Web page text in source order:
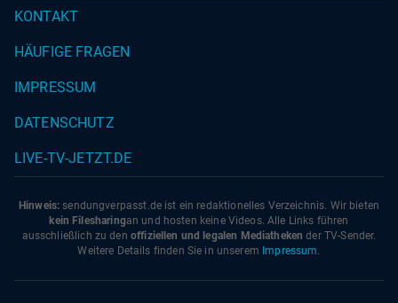
KONTAKT
HÄUFIGE FRAGEN
IMPRESSUM
DATENSCHUTZ
LIVE-TV-JETZT.DE
Hinweis: sendungverpasst.de ist ein redaktionelles Verzeichnis. Wir bieten
kein Filesharingan und hosten keine Videos. Alle Links führen
ausschließlich zu den offiziellen und legalen Mediatheken der TV-Sender.
Weitere Details finden Sie in unserem Impressum.